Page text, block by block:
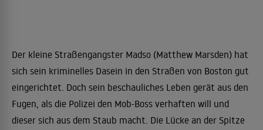
Der kleine Straßengangster Madso (Matthew Marsden) hat
sich sein kriminelles Dasein in den Straßen von Boston gut
eingerichtet. Doch sein beschauliches Leben gerät aus den
Fugen, als die Polizei den Mob-Boss verhaften will und
dieser sich aus dem Staub macht. Die Lücke an der Spitze